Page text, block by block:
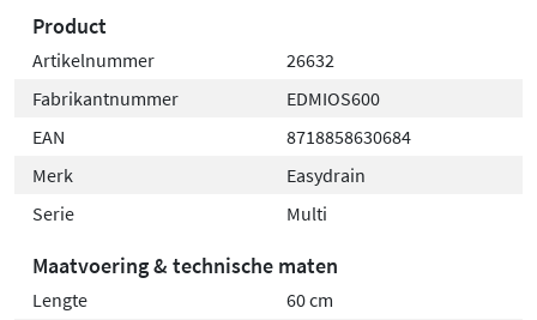
Product
Artikelnummer
26632
Fabrikantnummer
EDMIOS600
EAN
8718858630684
Merk
Easydrain
Serie
Multi
Maatvoering & technische maten
Lengte
60 cm